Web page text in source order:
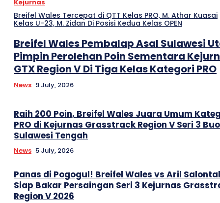
Kejurnas
Breifel Wales Tercepat di QTT Kelas PRO, M. Athar Kuasai
Kelas U-23, M. Zidan Di Posisi Kedua Kelas OPEN
Breifel Wales Pembalap Asal Sulawesi
Pimpin Perolehan Poin Sementara
GTX Region V Di Tiga Kelas Kategori PRO
News 9 July, 2026
Raih 200 Poin, Breifel Wales Juara Umum
PRO di Kejurnas Grasstrack Region V Seri 3
Sulawesi Tengah
News 5 July, 2026
Panas di Pogogul! Breifel Wales vs Aril
Siap Bakar Persaingan Seri 3 Kejurnas
Region V 2026